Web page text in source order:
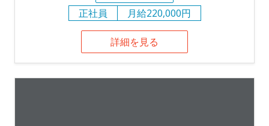
正社員
月給220,000円
詳細を見る